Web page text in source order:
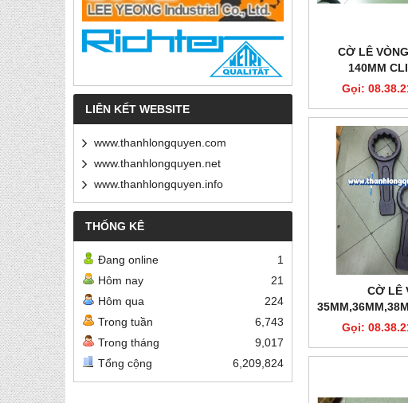
LIÊN KẾT WEBSITE
www.thanhlongquyen.com
www.thanhlongquyen.net
www.thanhlongquyen.info
THỐNG KÊ
Đang online
1
Hôm nay
21
Hôm qua
224
Trong tuần
6,743
Trong tháng
9,017
Tổng cộng
6,209,824
CỜ LÊ
140MM
Gọi:
CỜ LÊ
Gọi: